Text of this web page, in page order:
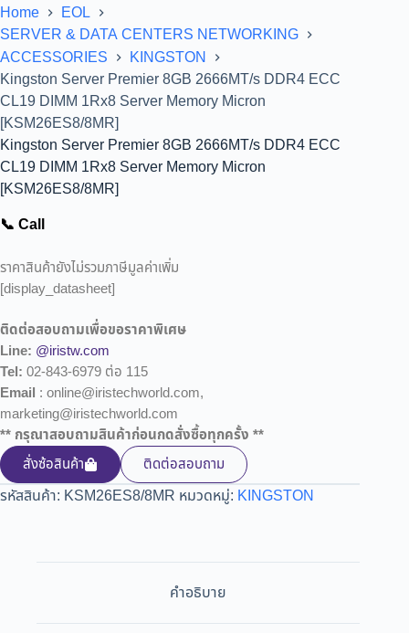
Home
EOL
SERVER & DATA CENTERS NETWORKING
ACCESSORIES
KINGSTON
Kingston Server Premier 8GB 2666MT/s DDR4 ECC
CL19 DIMM 1Rx8 Server Memory Micron
[KSM26ES8/8MR]
Kingston Server Premier 8GB 2666MT/s DDR4 ECC
CL19 DIMM 1Rx8 Server Memory Micron
[KSM26ES8/8MR]
📞 Call
ราคาสินค้ายังไม่รวมภาษีมูลค่าเพิ่ม
[display_datasheet]
ติดต่อสอบถามเพื่อขอราคาพิเศษ
Line: @iristw.com
Tel: 02-843-6979 ต่อ 115
Email : online@iristechworld.com,
marketing@iristechworld.com
** กรุณาสอบถามสินค้าก่อนกดสั่งซื้อทุกครั้ง **
สั่งซ้อสินค้า
ติดต่อสอบถาม
รหัสสินค้า: KSM26ES8/8MR หมวดหมู่: KINGSTON
คำอธิบาย